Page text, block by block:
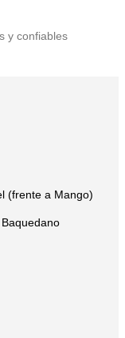
y confiables
(frente a Mango)